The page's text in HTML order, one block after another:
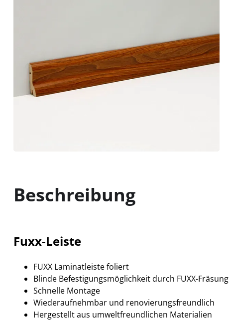
Beschreibung
Fuxx-Leiste
FUXX Laminatleiste foliert
Blinde Befestigungsmöglichkeit durch FUXX-Fräsung
Schnelle Montage
Wiederaufnehmbar und renovierungsfreundlich
Hergestellt aus umweltfreundlichen Materialien